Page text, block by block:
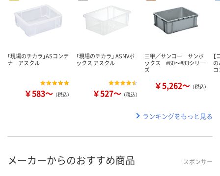
「現場のチカラ」ASコンテ
ナ アスクル
￥583～ （税込）
「現場のチカラ」 ASNVボ
ックス アスクル
￥527～ （税込）
三甲／サンコー サンボ
ックス #60～#83シリー
ズ
￥5,262～ （税込）
の
ランキングをもっと見る
メーカーからのおすすめ商品 スポンサー